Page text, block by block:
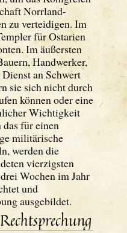
Norrland-
zu verteidigen. Im
für Ostarien
Im äußersten
Handwerker,
an Schwert
sie sich nicht durch
können oder eine
Wichtigkeit
das für einen
militärische
werden die
vierzigsten
Wochen im Jahr
und
ausgebildet.